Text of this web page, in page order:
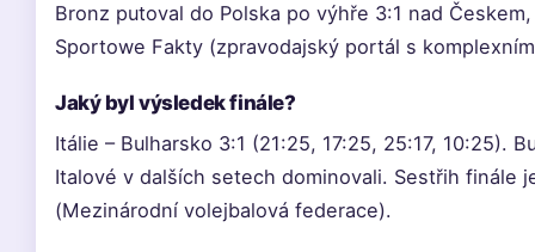
Bronz putoval do Polska po výhře 3:1 nad
Sportowe Fakty (zpravodajský portál s
Jaký byl výsledek finále?
Itálie – Bulharsko 3:1 (21:25, 17:25, 25:17, 10:25).
Italové v dalších setech dominovali. Sestřih finále
(Mezinárodní volejbalová federace).